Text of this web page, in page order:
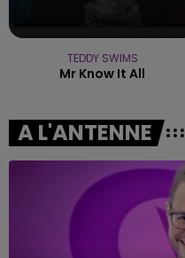
TEDDY SWIMS
Mr Know It All
A L'ANTENNE